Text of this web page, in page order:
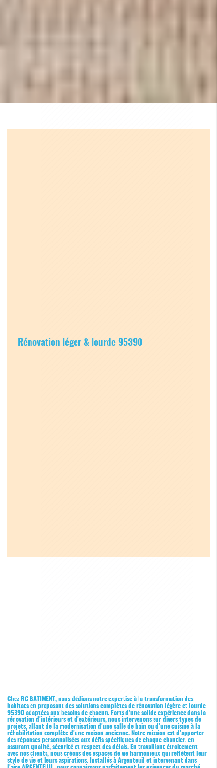
Rénovation léger & lourde 95390
Chez RC BATIMENT, nous dédions notre expertise à la transformation des
habitats en proposant des solutions complètes de rénovation légère et lourde
95390 adaptées aux besoins de chacun. Forts d'une solide expérience dans la
rénovation d'intérieurs et d'extérieurs, nous intervenons sur divers types de
projets, allant de la modernisation d'une salle de bain ou d'une cuisine à la
réhabilitation complète d'une maison ancienne. Notre mission est d'apporter
des réponses personnalisées aux défis spécifiques de chaque chantier, en
assurant qualité, sécurité et respect des délais. En travaillant étroitement
avec nos clients, nous créons des espaces de vie harmonieux qui reflètent leur
style de vie et leurs aspirations. Installés à Argenteuil et intervenant dans